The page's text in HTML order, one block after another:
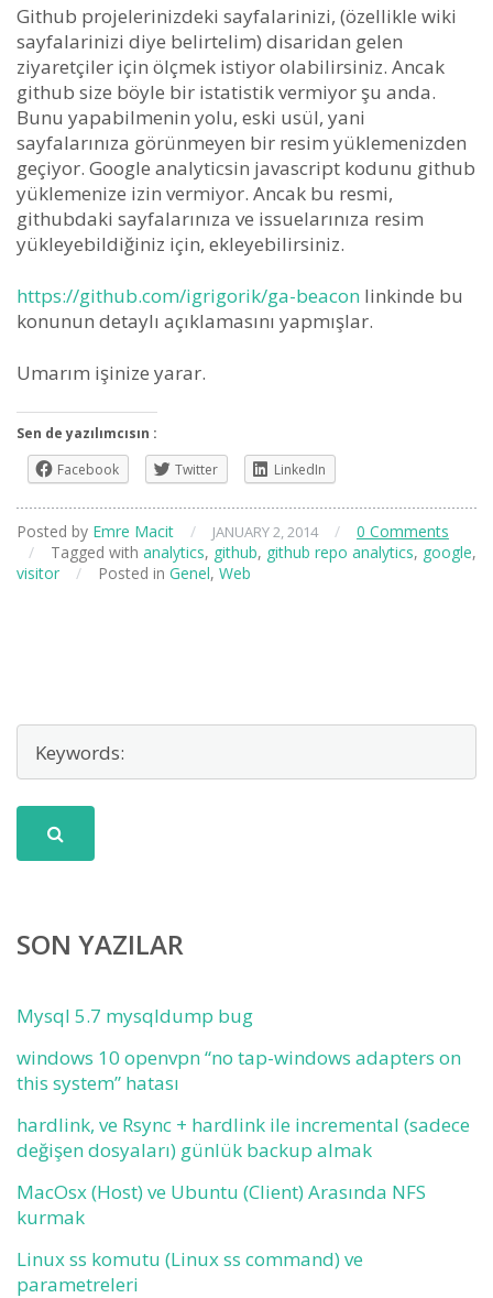
Github projelerinizdeki sayfalarinizi, (özellikle wiki
sayfalarinizi diye belirtelim) disaridan gelen
ziyaretçiler için ölçmek istiyor olabilirsiniz. Ancak
github size böyle bir istatistik vermiyor şu anda.
Bunu yapabilmenin yolu, eski usül, yani
sayfalarınıza görünmeyen bir resim yüklemenizden
geçiyor. Google analyticsin javascript kodunu github
yüklemenize izin vermiyor. Ancak bu resmi,
githubdaki sayfalarınıza ve issuelarınıza resim
yükleyebildiğiniz için, ekleyebilirsiniz.
https://github.com/igrigorik/ga-beacon linkinde bu
konunun detaylı açıklamasını yapmışlar.
Umarım işinize yarar.
Sen de yazılımcısın :
Facebook
Twitter LinkedIn
Posted by Emre Macit / JANUARY 2, 2014 /
0 Comments
/
Tagged with analytics, github, github repo analytics, google,
visitor
/ Posted in Genel, Web
SON YAZILAR
Mysql 5.7 mysqldump bug
windows 10 openvpn “no tap-windows adapters on
this system” hatası
hardlink, ve Rsync + hardlink ile incremental (sadece
değişen dosyaları) günlük backup almak
MacOsx (Host) ve Ubuntu (Client) Arasında NFS
kurmak
Linux ss komutu (Linux ss command) ve
parametreleri